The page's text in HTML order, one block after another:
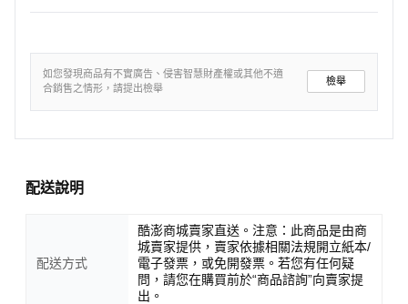
如您發現商品有不實廣告、侵害智慧財產權或其他不適
合銷售之情形，請提出檢舉
檢舉
配送說明
配送方式
酷澎商城賣家直送。注意：此商品是由商
城賣家提供，賣家依據相關法規開立紙本/
電子發票，或免開發票。若您有任何疑
問，請您在購買前於“商品諮詢”向賣家提
出。